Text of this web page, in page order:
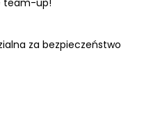
team-up!
za bezpieczeństwo